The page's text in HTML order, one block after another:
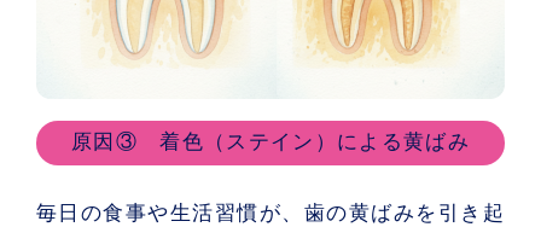
原因③ 着色（ステイン）による黄ばみ
毎日の食事や生活習慣が、歯の黄ばみを引き起